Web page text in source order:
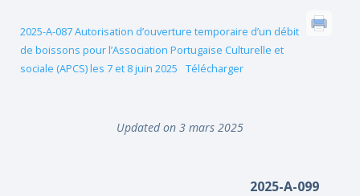
2025-A-087 Autorisation d’ouverture temporaire d’un débit
de boissons pour l’Association Portugaise Culturelle et
sociale (APCS) les 7 et 8 juin 2025
Télécharger
Updated on 3 mars 2025
2025-A-099